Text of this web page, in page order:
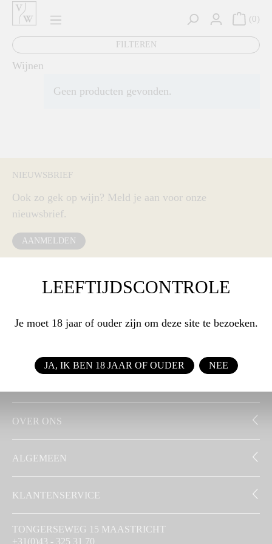
0
FILTEREN
Wijnen
Geen producten gevonden.
NIEUWSBRIEF
Ook zo gek op wijn? Meld je aan voor onze
nieuwsbrief.
AANMELDEN
OVER ONS
ALGEMEEN
KLANTENSERVICE
TONGERSEWEG 15 MAASTRICHT
+31(0)43 - 325 31 70
LEEFTIJDSCONTROLE
Je moet 18 jaar of ouder zijn om deze site te bezoeken.
JA, IK BEN 18 JAAR OF OUDER NEE